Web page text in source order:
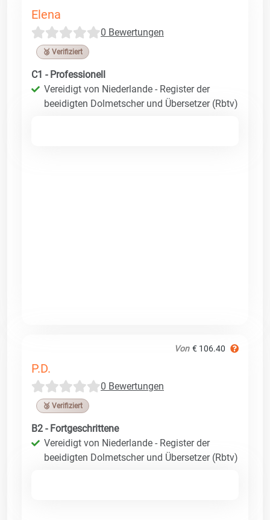
Elena
0 Bewertungen
🥉 Verifiziert
C1 - Professionell
Vereidigt von Niederlande - Register der
beeidigten Dolmetscher und Übersetzer (Rbtv)
Von € 106.40
P.D.
0 Bewertungen
🥉 Verifiziert
B2 - Fortgeschrittene
Vereidigt von Niederlande - Register der
beeidigten Dolmetscher und Übersetzer (Rbtv)